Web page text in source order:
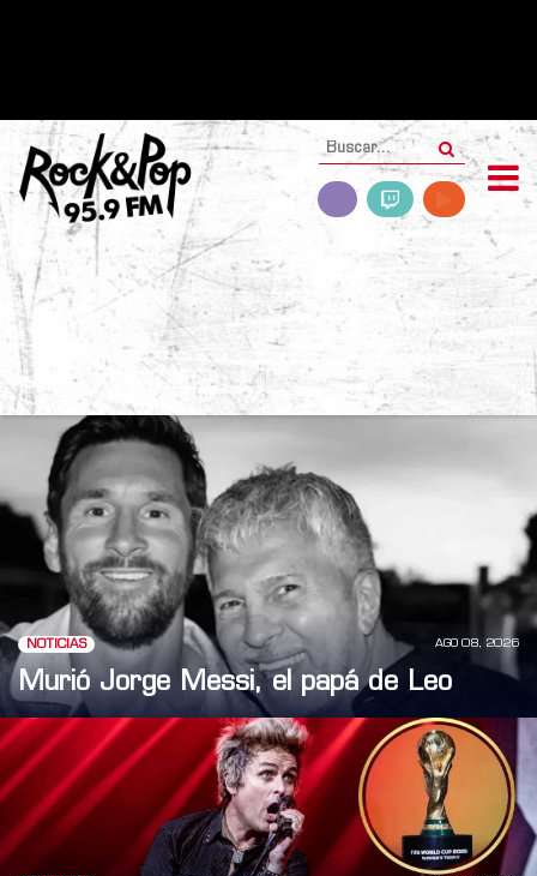
NOTICIAS AGO 08, 2026
Murió Jorge Messi, el papá de Leo